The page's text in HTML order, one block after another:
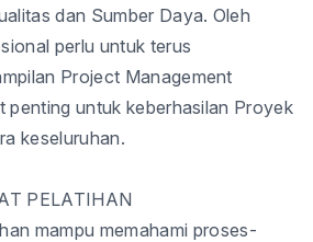
dan Sumber Daya. Oleh
perlu untuk terus
Project Management
penting untuk keberhasilan Proyek
keseluruhan.
PELATIHAN
mampu memahami proses-